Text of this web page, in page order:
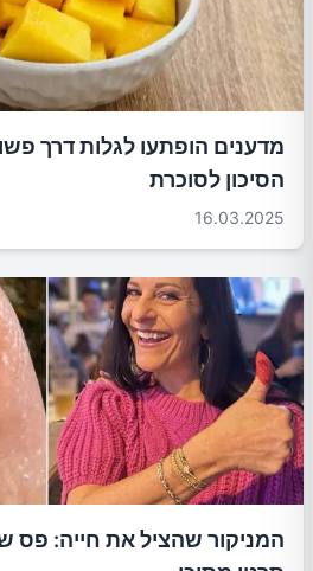
מדענים הופתעו לגלות דרך
הסיכון לסוכרת
16.03.2025
המניקור שהציל את חייה: פס